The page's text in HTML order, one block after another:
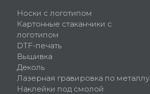
Носки с логотипом
Картонные стаканчики с
логотипом
DTF-печать
Вышивка
Деколь
Лазерная гравировка по металлу
Наклейки под смолой